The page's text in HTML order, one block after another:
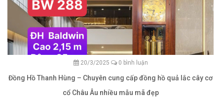
20/3/2025 0 bình luận
Đồng Hồ Thanh Hùng – Chuyên cung cấp đồng hồ quả lắc cây cơ
cổ Châu Âu nhiều mẫu mã đẹp